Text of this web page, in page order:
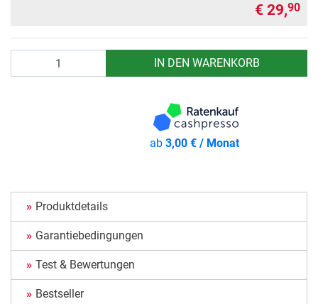
€ 29,90
IN DEN WARENKORB
ab3,00 € / Monat
Produktdetails
Garantiebedingungen
Test & Bewertungen
Bestseller